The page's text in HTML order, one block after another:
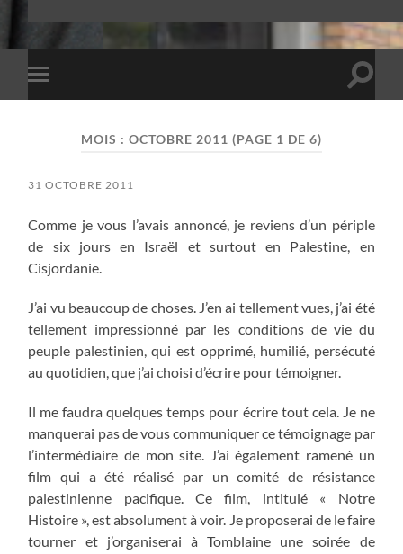
Toggle
mobile
Toggle
MOIS : OCTOBRE 2011 (PAGE 1 DE 6)
31 OCTOBRE 2011
Comme je vous l’avais annoncé, je reviens d’un périple
de six jours en Israël et surtout en Palestine, en
Cisjordanie.
J’ai vu beaucoup de choses. J’en ai tellement vues, j’ai été
tellement impressionné par les conditions de vie du
peuple palestinien, qui est opprimé, humilié, persécuté
au quotidien, que j’ai choisi d’écrire pour témoigner.
Il me faudra quelques temps pour écrire tout cela. Je ne
manquerai pas de vous communiquer ce témoignage par
l’intermédiaire de mon site. J’ai également ramené un
film qui a été réalisé par un comité de résistance
palestinienne pacifique. Ce film, intitulé « Notre
Histoire », est absolument à voir. Je proposerai de le faire
tourner et j’organiserai à Tomblaine une soirée de